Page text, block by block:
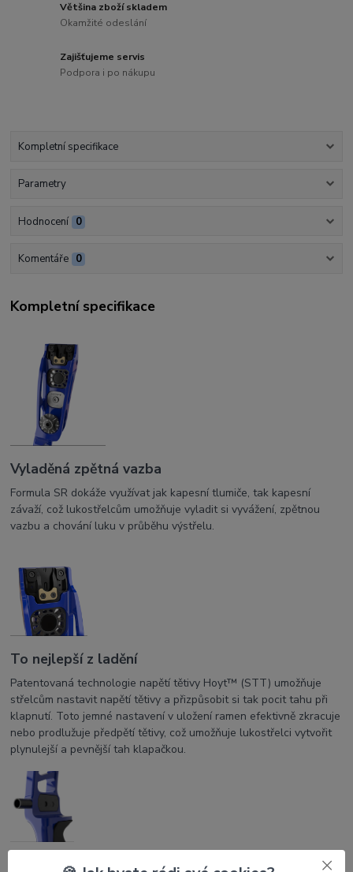
Většina zboží skladem
Okamžité odeslání
Zajišťujeme servis
Podpora i po nákupu
Kompletní specifikace
Parametry
Hodnocení 0
Komentáře 0
Kompletní specifikace
Vyladěná zpětná vazba
Formula SR dokáže využívat jak kapesní tlumiče, tak kapesní
závaží, což lukostřelcům umožňuje vyladit si vyvážení, zpětnou
vazbu a chování luku v průběhu výstřelu.
To nejlepší z ladění
Patentovaná technologie napětí tětivy Hoyt™ (STT) umožňuje
střelcům nastavit napětí tětivy a přizpůsobit si tak pocit tahu při
klapnutí. Toto jemné nastavení v uložení ramen efektivně zkracuje
nebo prodlužuje předpětí tětivy, což umožňuje lukostřelci vytvořit
plynulejší a pevnější tah klapačkou.
Monoblokový systém Verta-Tune